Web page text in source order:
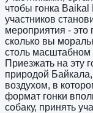
чтобы гонка
участников
мероприятия - это
сколько вы
столь
Приезжать на эту
природой
воздухом, в
формат гонки
собаку, принять